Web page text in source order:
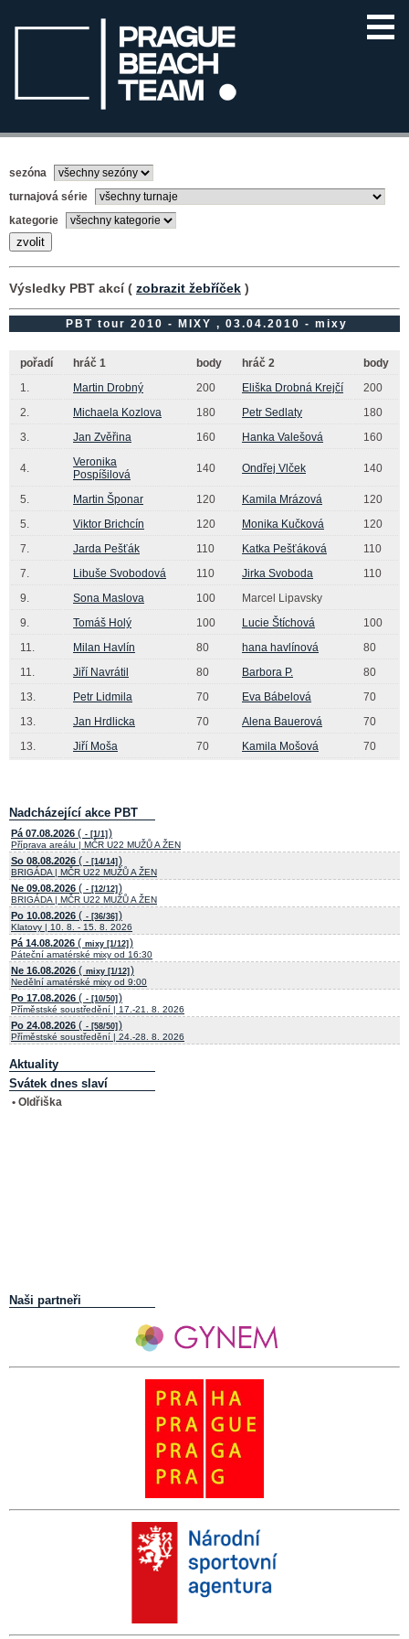
sezóna
turnajová série
kategorie
Výsledky PBT akcí ( zobrazit žebříček )
PBT tour 2010 - MIXY , 03.04.2010 - mixy
pořadí hráč 1 body hráč 2
body
1.
Martin Drobný 200 Eliška Drobná Krejčí
200
2.
Michaela Kozlova 180 Petr Sedlaty
180
3.
Jan Zvěřina 160 Hanka Valešová 160
4.
Veronika
Pospíšilová
140 Ondřej Vlček 140
5. Martin Šponar 120 Kamila Mrázová
120
5.
Viktor Brichcín 120 Monika Kučková
120
7.
Jarda Pešťák 110 Katka Pešťáková
110
7.
Libuše Svobodová 110 Jirka Svoboda
110
9.
Sona Maslova 100
Marcel Lipavsky
9.
Tomáš Holý 100 Lucie Štíchová
100
11.
Milan Havlín 80 hana havlínová
80
11.
Jiří Navrátil 80 Barbora P.
80
13.
Petr Lidmila 70 Eva Bábelová
70
13.
Jan Hrdlicka 70 Alena Bauerová
70
13.
Jiří Moša 70 Kamila Mošová 70
Nadcházející akce PBT
Pá 07.08.2026 ( - [1/1] )
Příprava areálu | MČR U22 MUŽŮ A ŽEN
So 08.08.2026 ( - [14/14] )
BRIGÁDA | MČR U22 MUŽŮ A ŽEN
Ne 09.08.2026 ( - [12/12] )
BRIGÁDA | MČR U22 MUŽŮ A ŽEN
Po 10.08.2026 ( - [36/36] )
Klatovy | 10. 8. - 15. 8. 2026
Pá 14.08.2026 ( mixy [1/12] )
Páteční amatérské mixy od 16:30
Ne 16.08.2026 ( mixy [1/12] )
Nedělní amatérské mixy od 9:00
Po 17.08.2026 ( - [10/50] )
Příměstské soustředění | 17.-21. 8. 2026
Po 24.08.2026 ( - [58/50] )
Příměstské soustředění | 24.-28. 8. 2026
Aktuality
Svátek dnes slaví
• Oldřiška
Naši partneři